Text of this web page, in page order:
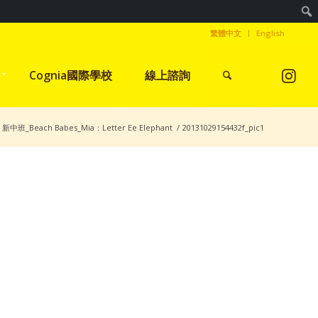
繁體中文 English
Cognia國際學校 線上諮詢
新中班_Beach Babes_Mia：Letter Ee Elephant / 20131029154432f_pic1